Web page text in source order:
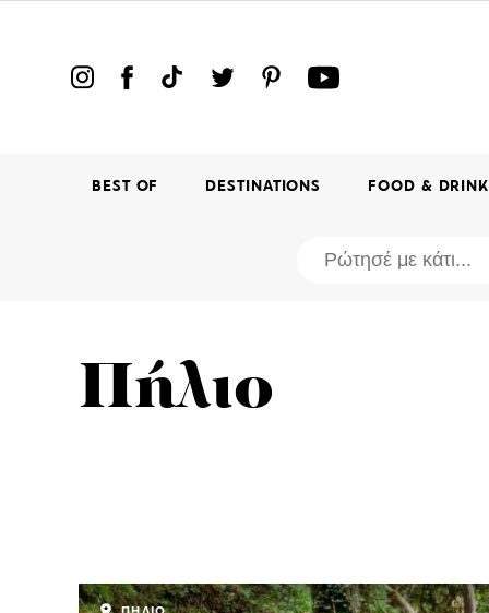
BEST OF DESTINATIONS FOOD & DRINK
Πήλιο